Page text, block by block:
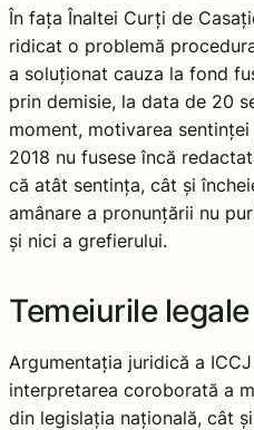
În fața Înaltei Curți de
ridicat o problemă
a soluționat cauza la fond
prin demisie, la data de 20
moment, motivarea
2018 nu fusese încă
că atât sentința, cât și
amânare a pronunțării nu
și nici a grefierului.
Temeiurile
Argumentația juridică a
interpretarea coroborată a
din legislația națională, cât